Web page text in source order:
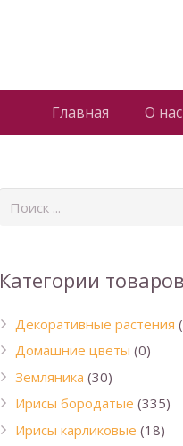
Главная О нас
Категории товаров
Декоративные растения
Домашние цветы (0)
Земляника (30)
Ирисы бородатые (335)
Ирисы карликовые (18)